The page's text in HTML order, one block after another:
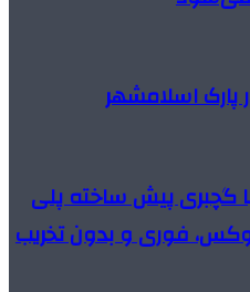
گچبری پیش ساخته پلی
فوری و بدون تخریب